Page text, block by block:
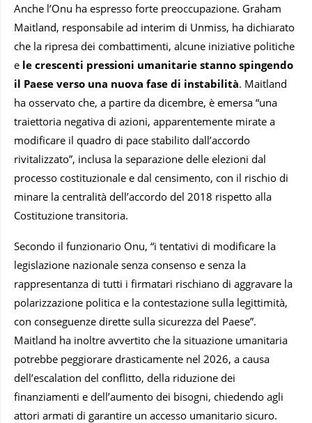
Anche l’Onu ha espresso forte preoccupazione. Graham
Maitland, responsabile ad interim di Unmiss, ha dichiarato
che la ripresa dei combattimenti, alcune iniziative politiche
e le crescenti pressioni umanitarie stanno spingendo
il Paese verso una nuova fase di instabilità. Maitland
ha osservato che, a partire da dicembre, è emersa “una
traiettoria negativa di azioni, apparentemente mirate a
modificare il quadro di pace stabilito dall’accordo
rivitalizzato”, inclusa la separazione delle elezioni dal
processo costituzionale e dal censimento, con il rischio di
minare la centralità dell’accordo del 2018 rispetto alla
Costituzione transitoria.
Secondo il funzionario Onu, “i tentativi di modificare la
legislazione nazionale senza consenso e senza la
rappresentanza di tutti i firmatari rischiano di aggravare la
polarizzazione politica e la contestazione sulla legittimità,
con conseguenze dirette sulla sicurezza del Paese”.
Maitland ha inoltre avvertito che la situazione umanitaria
potrebbe peggiorare drasticamente nel 2026, a causa
dell’escalation del conflitto, della riduzione dei
finanziamenti e dell’aumento dei bisogni, chiedendo agli
attori armati di garantire un accesso umanitario sicuro.